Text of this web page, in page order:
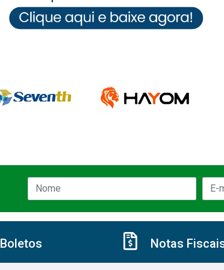
Boletos Notas